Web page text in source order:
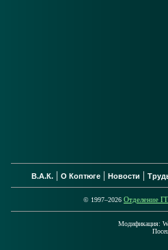
В.А.К. | О Коптюге | Новости |
© 1997–2026 Отделение
Модификация: